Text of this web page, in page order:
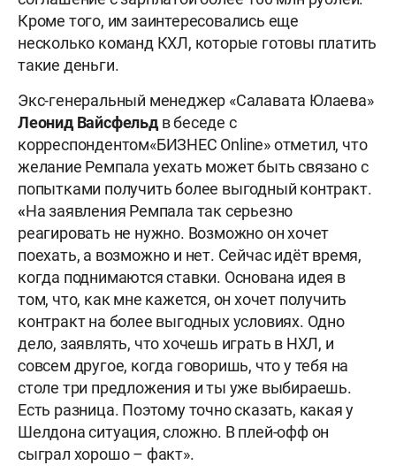
Кроме того, им заинтересовались еще
несколько команд КХЛ, которые готовы платить
такие деньги.
Экс-генеральный менеджер «Салавата Юлаева»
Леонид Вайсфельд в беседе с
корреспондентом«БИЗНЕС Online» отметил, что
желание Ремпала уехать может быть связано с
попытками получить более выгодный контракт.
«На заявления Ремпала так серьезно
реагировать не нужно. Возможно он хочет
поехать, а возможно и нет. Сейчас идёт время,
когда поднимаются ставки. Основана идея в
том, что, как мне кажется, он хочет получить
контракт на более выгодных условиях. Одно
дело, заявлять, что хочешь играть в НХЛ, и
совсем другое, когда говоришь, что у тебя на
столе три предложения и ты уже выбираешь.
Есть разница. Поэтому точно сказать, какая у
Шелдона ситуация, сложно. В плей-офф он
сыграл хорошо – факт».